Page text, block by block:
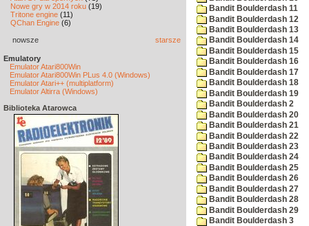
Nowe gry w 2014 roku (19)
Tritone engine (11)
QChan Engine (6)
nowsze starsze
Emulatory
Emulator Atari800Win
Emulator Atari800Win PLus 4.0 (Windows)
Emulator Atari++ (multiplatform)
Emulator Altirra (Windows)
Biblioteka Atarowca
Bandit Boulderdash 11
Bandit Boulderdash 12
Bandit Boulderdash 13
Bandit Boulderdash 14
Bandit Boulderdash 15
Bandit Boulderdash 16
Bandit Boulderdash 17
Bandit Boulderdash 18
Bandit Boulderdash 19
Bandit Boulderdash 2
Bandit Boulderdash 20
Bandit Boulderdash 21
Bandit Boulderdash 22
Bandit Boulderdash 23
Bandit Boulderdash 24
Bandit Boulderdash 25
Bandit Boulderdash 26
Bandit Boulderdash 27
Bandit Boulderdash 28
Bandit Boulderdash 29
Bandit Boulderdash 3